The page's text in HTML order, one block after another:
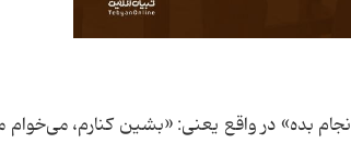
بده» در واقع یعنی: «بشین کنارم،